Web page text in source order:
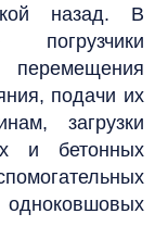
назад. В
погрузчики
подачи их
загрузки
и бетонных